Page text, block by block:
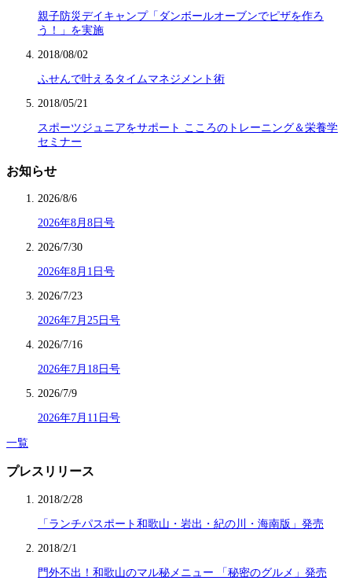
親子防災デイキャンプ「ダンボールオーブンでピザを作ろ
う！」を実施
2018/08/02
ふせんで叶えるタイムマネジメント術
2018/05/21
スポーツジュニアをサポート こころのトレーニング＆栄養学
セミナー
お知らせ
2026/8/6
2026年8月8日号
2026/7/30
2026年8月1日号
2026/7/23
2026年7月25日号
2026/7/16
2026年7月18日号
2026/7/9
2026年7月11日号
一覧
プレスリリース
2018/2/28
「ランチパスポート和歌山・岩出・紀の川・海南版」発売
2018/2/1
門外不出！和歌山のマル秘メニュー 「秘密のグルメ」発売